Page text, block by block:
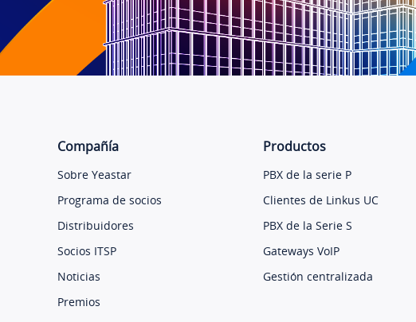
Compañía
Sobre Yeastar
Programa de socios
Distribuidores
Socios ITSP
Noticias
Premios
Productos
PBX de la serie P
Clientes de Linkus UC
PBX de la Serie S
Gateways VoIP
Gestión centralizada